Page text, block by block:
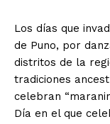
Los días que
de Puno, por
distritos de la
tradiciones
celebran
Día en el que